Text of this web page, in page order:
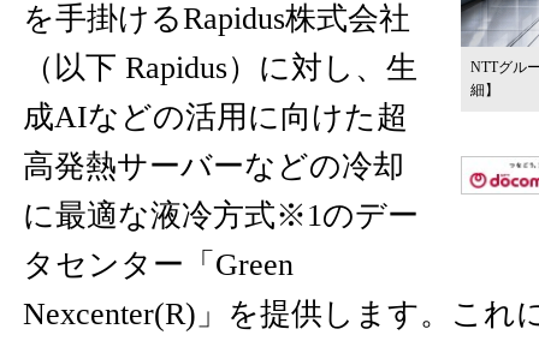
NTTグル
細】
を手掛けるRapidus株式会社
（以下 Rapidus）に対し、生
成AIなどの活用に向けた超
高発熱サーバーなどの冷却
に最適な液冷方式※1のデー
タセンター「Green
Nexcenter(R)」を提供します。これ